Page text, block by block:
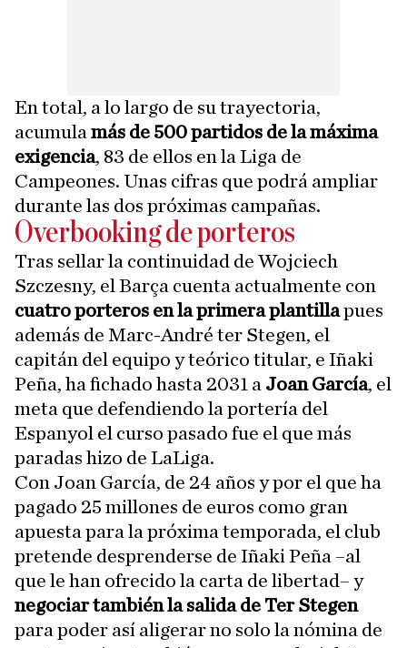
En total, a lo largo de su trayectoria,
acumula más de 500 partidos de la máxima
exigencia, 83 de ellos en la Liga de
Campeones. Unas cifras que podrá ampliar
durante las dos próximas campañas.
Overbooking de porteros
Tras sellar la continuidad de Wojciech
Szczesny, el Barça cuenta actualmente con
cuatro porteros en la primera plantillapues
además de Marc-André ter Stegen, el
capitán del equipo y teórico titular, e Iñaki
Peña, ha fichado hasta 2031 a Joan García, el
meta que defendiendo la portería del
Espanyol el curso pasado fue el que más
paradas hizo de LaLiga.
Con Joan García, de 24 años y por el que ha
pagado 25 millones de euros como gran
apuesta para la próxima temporada, el club
pretende desprenderse de Iñaki Peña –al
que le han ofrecido la carta de libertad– y
negociar también la salida de Ter Stegen
para poder así aligerar no solo la nómina de